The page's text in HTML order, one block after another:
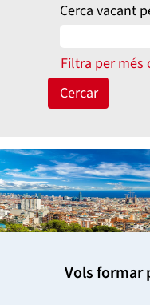
Cerca vacant
Filtra per més
Vols formar